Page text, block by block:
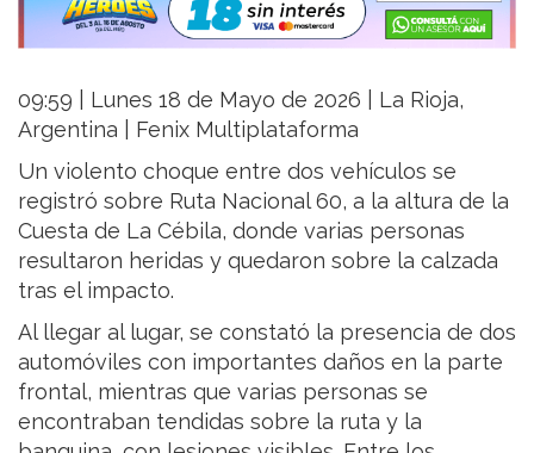
09:59 | Lunes 18 de Mayo de 2026 | La Rioja,
Argentina | Fenix Multiplataforma
Un violento choque entre dos vehículos se
registró sobre Ruta Nacional 60, a la altura de la
Cuesta de La Cébila, donde varias personas
resultaron heridas y quedaron sobre la calzada
tras el impacto.
Al llegar al lugar, se constató la presencia de dos
automóviles con importantes daños en la parte
frontal, mientras que varias personas se
encontraban tendidas sobre la ruta y la